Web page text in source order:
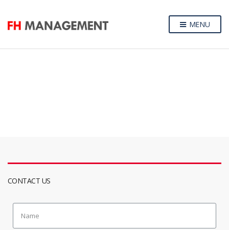
MENU
CONTACT US